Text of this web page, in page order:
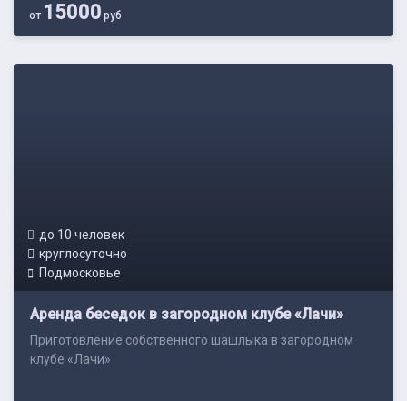
от 15000 руб
до 10 человек
круглосуточно
Подмосковье
Аренда беседок в загородном клубе «Лачи»
Приготовление собственного шашлыка в загородном
клубе «Лачи»